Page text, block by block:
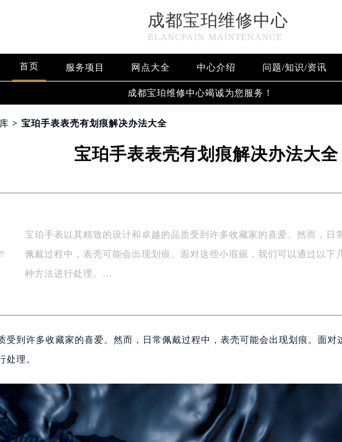
成都宝珀维修中心
BLANCPAIN MAINTENANCE
首页 服务项目 网点大全 中心介绍 问题/知识/资讯
成都宝珀维修中心竭诚为您服务！
> 宝珀手表表壳有划痕解决办法大全
宝珀手表表壳有划痕解决办法大全
宝珀手表以其精致的设计和卓越的品质受到许多收藏家的喜爱。然而，日
佩戴过程中，表壳可能会出现划痕。面对这些小瑕疵，我们可以通过以下
种方法进行处理。…
受到许多收藏家的喜爱。然而，日常佩戴过程中，表壳可能会出现划痕。面对
处理。